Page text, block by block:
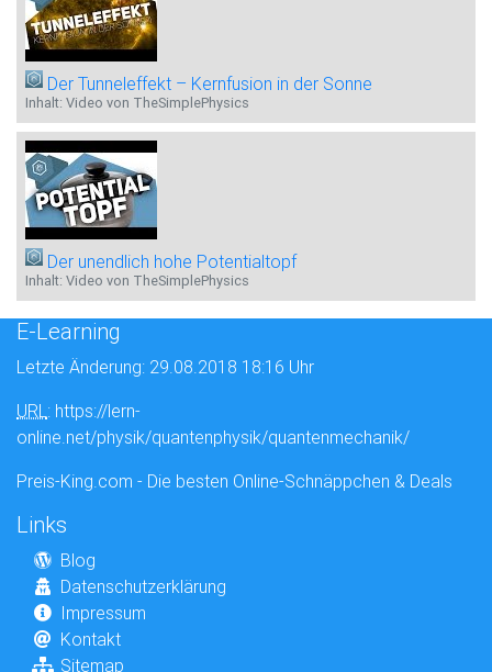
Der Tunneleffekt – Kernfusion in der Sonne
Inhalt: Video von TheSimplePhysics
Der unendlich hohe Potentialtopf
Inhalt: Video von TheSimplePhysics
E-Learning
Letzte Änderung: 29.08.2018 18:16 Uhr
URL: https://lern-
online.net/physik/quantenphysik/quantenmechanik/
Preis-King.com - Die besten Online-Schnäppchen & Deals
Links
Blog
Datenschutzerklärung
Impressum
Kontakt
Sitemap